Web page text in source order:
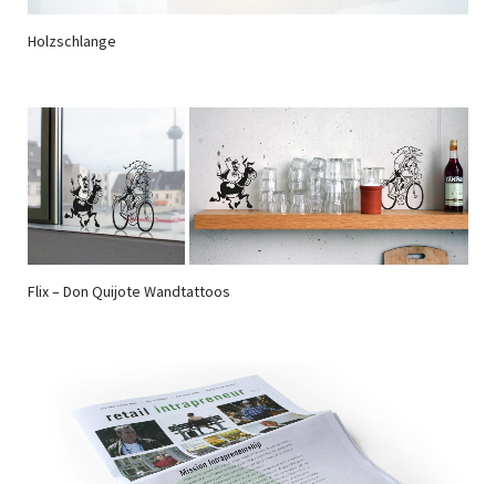
Holzschlange
Flix – Don Quijote Wandtattoos